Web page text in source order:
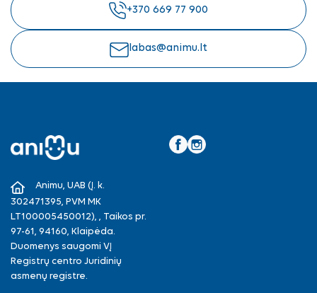
+370 669 77 900
labas@animu.lt
Animu, UAB (Į. k.
302471395, PVM MK
LT100005450012), , Taikos pr.
97-61, 94160, Klaipėda.
Duomenys saugomi VĮ
Registrų centro Juridinių
asmenų registre.